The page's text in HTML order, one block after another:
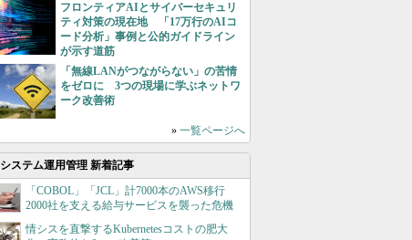
フロンティアAIとサイバーセキュリ
ティ対策の現在地 「17万行のAIコ
ード分析」事例と公的ガイドライン
が示す道筋
「無線LANがつながらない」の苦情
をゼロに 3つの現場に学ぶネットワ
ーク改善術
» 一覧ページへ
システム運用管理 新着記事
「COBOL」「JCL」計7000本のAWS移行
2000社を支える給与サービスを襲った危機
情シスを直撃するKubernetesコストの肥大